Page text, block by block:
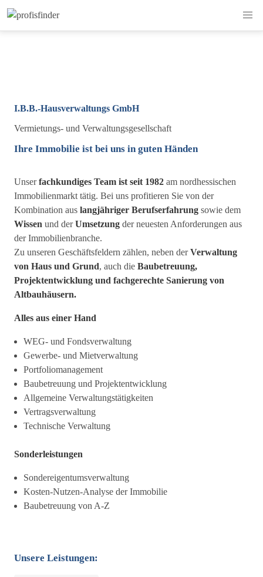
I.B.B.-Hausverwaltungs GmbH
Vermietungs- und Verwaltungsgesellschaft
Ihre Immobilie ist bei uns in guten Händen
Unserfachkundiges Team ist seit 1982 am nordhessischen
Immobilienmarkt tätig. Bei uns profitieren Sie von der
Kombination aus langjähriger Berufserfahrung sowie dem
Wissen und derUmsetzung der neuesten Anforderungen aus
der Immobilienbranche.
Zu unseren Geschäftsfeldern zählen, neben derVerwaltung
von Haus und Grund, auch die Baubetreuung,
Projektentwicklung und fachgerechte Sanierung von
Altbauhäusern.
Alles aus einer Hand
WEG- und Fondsverwaltung
Gewerbe- und Mietverwaltung
Portfoliomanagement
Baubetreuung und Projektentwicklung
Allgemeine Verwaltungstätigkeiten
Vertragsverwaltung
Technische Verwaltung
Sonderleistungen
Sondereigentumsverwaltung
Kosten-Nutzen-Analyse der Immobilie
Baubetreuung von A-Z
Unsere Leistungen: